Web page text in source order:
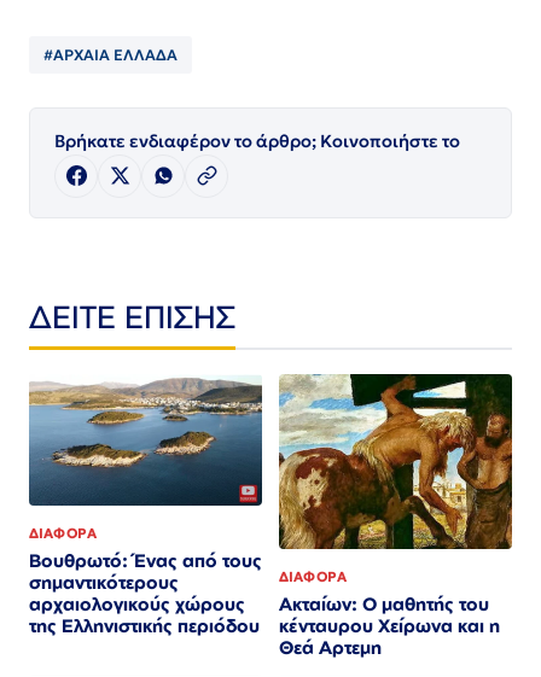
#ΑΡΧΑΙΑ ΕΛΛΑΔΑ
Βρήκατε ενδιαφέρον το άρθρο; Κοινοποιήστε το
ΔΕΙΤΕ ΕΠΙΣΗΣ
ΔΙΑΦΟΡΑ
Βουθρωτό: Ένας από τους
σημαντικότερους
αρχαιολογικούς χώρους
της Ελληνιστικής περιόδου
ΔΙΑΦΟΡΑ
Ακταίων: Ο μαθητής του
κένταυρου Χείρωνα και η
Θεά Αρτεμη